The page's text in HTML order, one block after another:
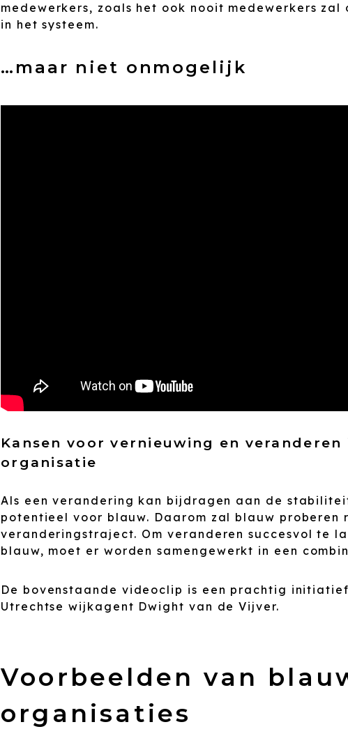
medewerkers, zoals het ook nooit medewerkers
in het systeem.
…maar niet onmogelijk
Kansen voor vernieuwing en veranderen
organisatie
Als een verandering kan bijdragen aan de
potentieel voor blauw. Daarom zal blauw proberen
veranderingstraject. Om veranderen succesvol te
blauw, moet er worden samengewerkt in een
De bovenstaande videoclip is een prachtig
Utrechtse wijkagent Dwight van de Vijver.
Voorbeelden van
organisaties